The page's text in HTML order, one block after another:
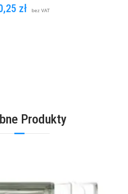
zł bez VAT
Produkty